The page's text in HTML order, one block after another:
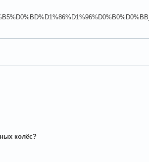
колёс?